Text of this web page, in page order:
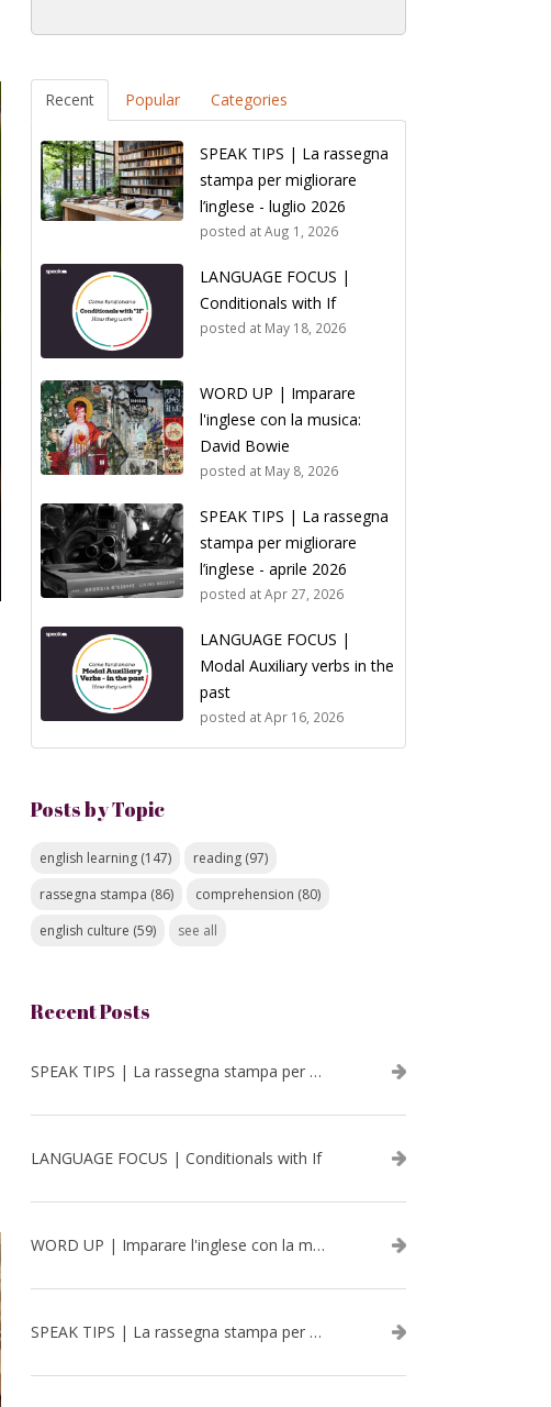
Recent Popular Categories
SPEAK TIPS | La rassegna
stampa per migliorare
l’inglese - luglio 2026
posted atAug 1, 2026
LANGUAGE FOCUS |
Conditionals with If
posted at May 18, 2026
WORD UP | Imparare
l'inglese con la musica:
David Bowie
posted at May 8, 2026
SPEAK TIPS | La rassegna
stampa per migliorare
l’inglese - aprile 2026
posted atApr 27, 2026
LANGUAGE FOCUS |
Modal Auxiliary verbs in the
past
posted atApr 16, 2026
Posts by Topic
english learning (147) reading (97)
rassegna stampa (86) comprehension (80)
english culture (59) see all
Recent Posts
SPEAK TIPS | La rassegna stampa per migliorare l’inglese - luglio 2026
LANGUAGE FOCUS | Conditionals with If
WORD UP | Imparare l'inglese con la musica: David Bowie
SPEAK TIPS | La rassegna stampa per migliorare l’inglese - aprile 2026